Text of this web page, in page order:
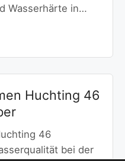
Wasserhärte in…
Huchting 46
46
bei der